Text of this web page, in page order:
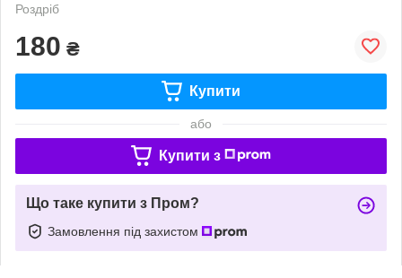
Роздріб
180 ₴
Купити
або
Купити з
Що таке купити з Пром?
Замовлення під захистом